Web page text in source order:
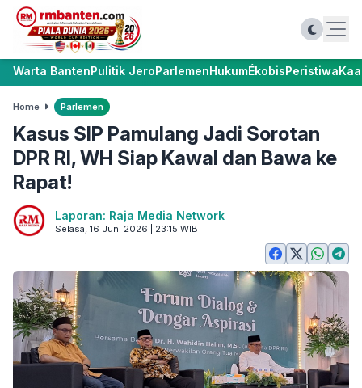
Warta BantenPulitik JeroParlemenHukumÉkobisPeristiwa
Home Parlemen
Kasus SIP Pamulang Jadi Sorotan
DPR RI, WH Siap Kawal dan Bawa ke
Rapat!
Laporan: Raja Media Network
Selasa, 16 Juni 2026 | 23:15 WIB